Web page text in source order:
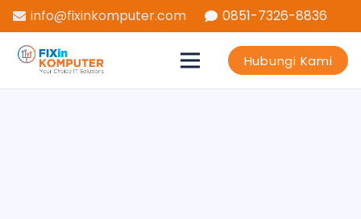
info@fixinkomputer.com 0851-7326-8836
Hubungi Kami